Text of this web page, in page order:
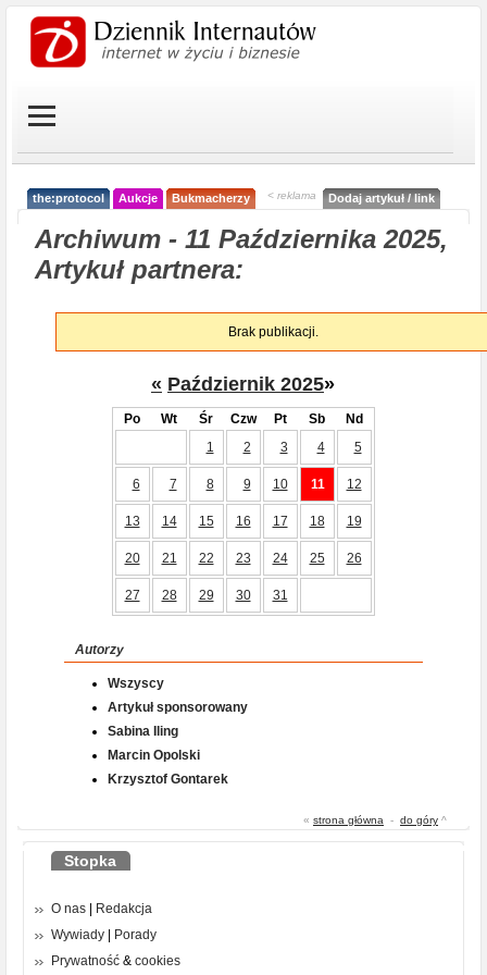
the:protocol Aukcje Bukmacherzy < reklama Dodaj artykuł / link
Archiwum - 11 Października 2025,
Artykuł partnera:
Brak publikacji.
« Październik 2025»
Po Wt Śr Czw Pt Sb
Nd
1
2 3 4 5
6 7 8 9 10 11 12
13 14 15 16 17 18 19
20 21 22 23 24 25 26
27 28 29 30 31
Autorzy
Wszyscy
Artykuł sponsorowany
Sabina Iling
Marcin Opolski
Krzysztof Gontarek
« strona główna - do góry ^
Stopka
O nas
Redakcja
Wywiady
Porady
Prywatność & cookies